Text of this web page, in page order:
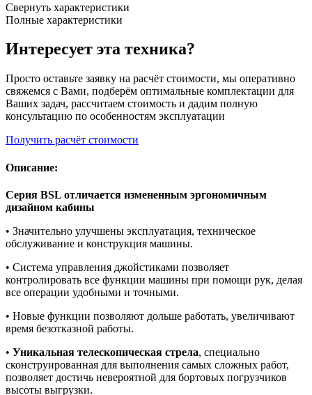
Свернуть характеристики
Полные характеристики
Интересует эта техника?
Просто оставьте заявку на расчёт стоимости, мы оперативно
свяжемся с Вами, подберём оптимальные комплектации для
Ваших задач, рассчитаем стоимость и дадим полную
консультацию по особенностям эксплуатации
Получить расчёт стоимости
Описание:
Серия BSL отличается измененным эргономичным
дизайном кабины
• Значительно улучшены эксплуатация, техническое
обслуживание и конструкция машины.
• Система управления джойстиками позволяет
контролировать все функции машины при помощи рук, делая
все операции удобными и точными.
• Новые функции позволяют дольше работать, увеличивают
время безотказной работы.
• Уникальная телескопическая стрела, специально
сконструированная для выполнения самых сложных работ,
позволяет достичь невероятной для бортовых погрузчиков
высоты выгрузки.